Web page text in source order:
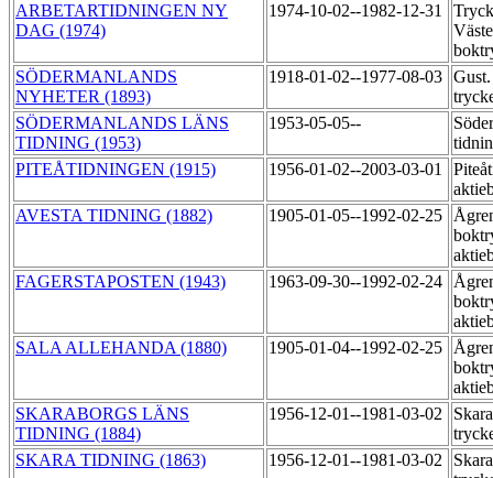
ARBETARTIDNINGEN NY
DAG (1974)
1974-10-02--1982-12-31
SÖDERMANLANDS
NYHETER (1893)
1918-01-02--1977-08-03
SÖDERMANLANDS LÄNS
TIDNING (1953)
1953-05-05--
PITEÅTIDNINGEN (1915)
1956-01-02--2003-03-01
AVESTA TIDNING (1882)
1905-01-05--1992-02-25
FAGERSTAPOSTEN (1943)
1963-09-30--1992-02-24
SALA ALLEHANDA (1880)
1905-01-04--1992-02-25
SKARABORGS LÄNS
TIDNING (1884)
1956-12-01--1981-03-02
SKARA TIDNING (1863)
1956-12-01--1981-03-02